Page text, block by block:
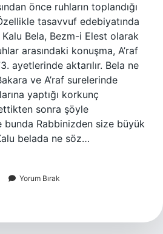
önce ruhların toplandığı
tasavvuf edebiyatında
Bela, Bezm-i Elest olarak
arasındaki konuşma, A’raf
ayetlerinde aktarılır. Bela ne
ve A’raf surelerinde
yaptığı korkunç
sonra şöyle
bunda Rabbinizden size büyük
belada ne söz…
Yorum Bırak